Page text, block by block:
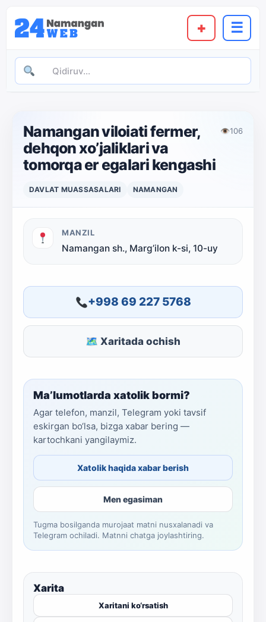
+ ☰
Namangan viloiati fermer,
dehqon xo’jaliklari va
tomorqa er egalari kengashi
👁106
DAVLAT MUASSASALARI NAMANGAN
MANZIL
Namangan sh., Marg’ilon k-si, 10-uy
+998 69 227 5768
🗺 Xaritada ochish
Ma’lumotlarda xatolik bormi?
Agar telefon, manzil, Telegram yoki tavsif
eskirgan bo‘lsa, bizga xabar bering —
kartochkani yangilaymiz.
Xatolik haqida xabar berish
Men egasiman
Tugma bosilganda murojaat matni nusxalanadi va
Telegram ochiladi. Matnni chatga joylashtiring.
Xarita
Xaritani ko‘rsatish